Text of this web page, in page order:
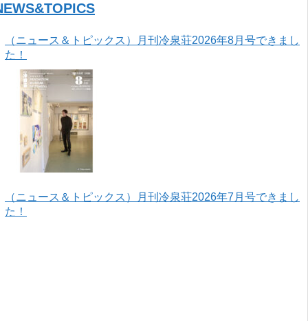
（ニュース＆トピックス）月刊冷泉荘2026年8月号できまし
た！
（ニュース＆トピックス）月刊冷泉荘2026年7月号できまし
た！